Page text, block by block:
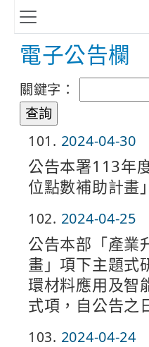
電子公告欄
關鍵字：
101 2024-04-30
公告本署113年
位點數補助計畫
102 2024-04-25
公告本部「產業
畫」項下主題式
環材料應用及智
式項，自公告之
103 2024-04-24